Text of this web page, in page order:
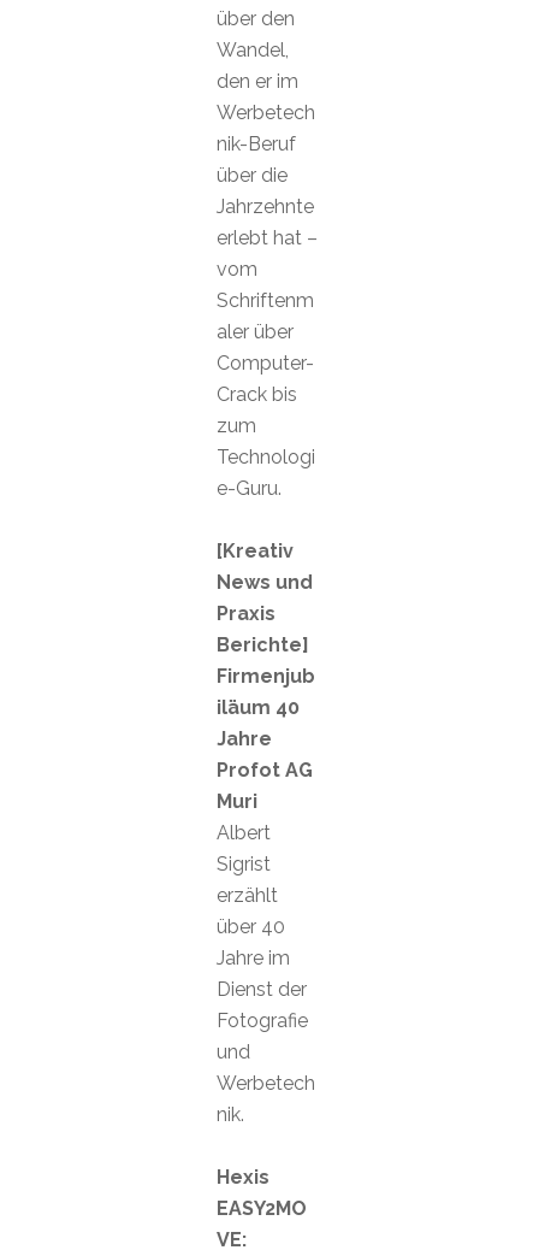
über den
Wandel,
den er im
Werbetech
nik-Beruf
über die
Jahrzehnte
erlebt hat –
vom
Schriftenm
aler über
Computer-
Crack bis
zum
Technologi
e-Guru.
[Kreativ
News und
Praxis
Berichte]
Firmenjub
iläum 40
Jahre
Profot AG
Muri
Albert
Sigrist
erzählt
über 40
Jahre im
Dienst der
Fotografie
und
Werbetech
nik.
Hexis
EASY2MO
VE: